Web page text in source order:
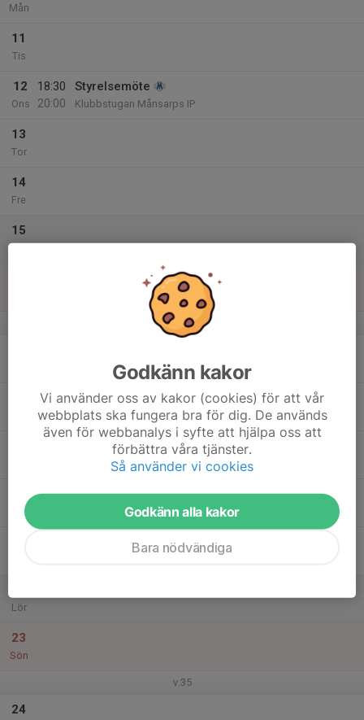
Mån
11
Tis
12
Ons
18:30
20:00
Styrelsemöte
Klubbstugan Månsarps IP
13
Tor
14
Fre
15
v.34
Tor
Lör
23
Sön
v.35
24
Godkänn kakor
Vi använder oss av kakor (cookies) för att vår
webbplats ska fungera bra för dig. De används
även för webbanalys i syfte att hjälpa oss att
förbättra våra tjänster.
Så använder vi cookies
Godkänn alla kakor
Bara nödvändiga